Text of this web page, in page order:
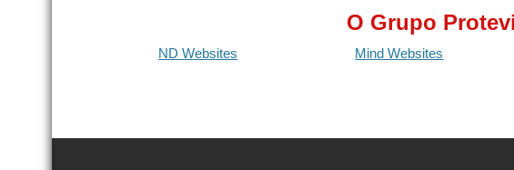
O Grupo
ND Websites Mind Websites